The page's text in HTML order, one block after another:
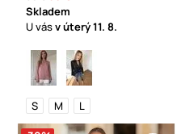
Skladem
U vásv úterý11. 8.
S M L